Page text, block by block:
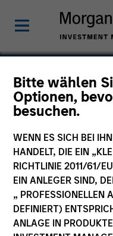
Bitte wählen
Optionen,
besuchen.
WENN ES SICH BEI
HANDELT, DIE EIN
RICHTLINIE 2011/61/
EIN ANLEGER SIND,
„ PROFESSIONELLEN
DEFINIERT)
ANLAGE IN